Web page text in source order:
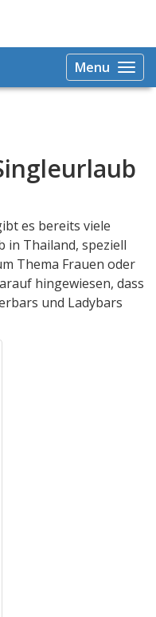
Menu
es bereits viele
in Thailand, speziell
Thema Frauen oder
hingewiesen, dass
und Ladybars